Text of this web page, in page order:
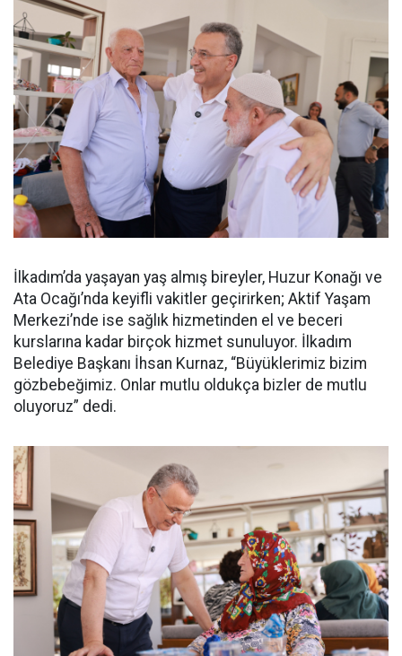
İlkadım’da yaşayan yaş almış bireyler, Huzur Konağı ve
Ata Ocağı’nda keyifli vakitler geçirirken; Aktif Yaşam
Merkezi’nde ise sağlık hizmetinden el ve beceri
kurslarına kadar birçok hizmet sunuluyor. İlkadım
Belediye Başkanı İhsan Kurnaz, “Büyüklerimiz bizim
gözbebeğimiz. Onlar mutlu oldukça bizler de mutlu
oluyoruz” dedi.